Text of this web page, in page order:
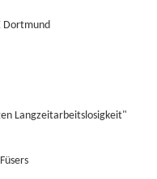
Dortmund
Langzeitarbeitslosigkeit"